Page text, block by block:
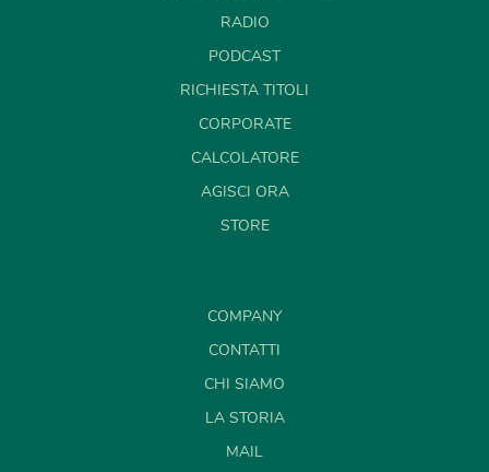
RADIO
PODCAST
RICHIESTA TITOLI
CORPORATE
CALCOLATORE
AGISCI ORA
STORE
COMPANY
CONTATTI
CHI SIAMO
LA STORIA
MAIL